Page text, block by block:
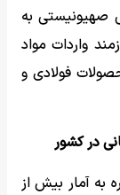
صهیونیستی به
واردات مواد
فولادی و
به آمار بیش از